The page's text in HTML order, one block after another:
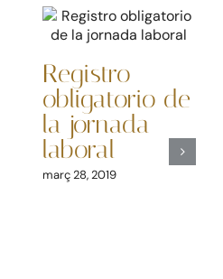
Registro
obligatorio de
la jornada
laboral
març 28, 2019